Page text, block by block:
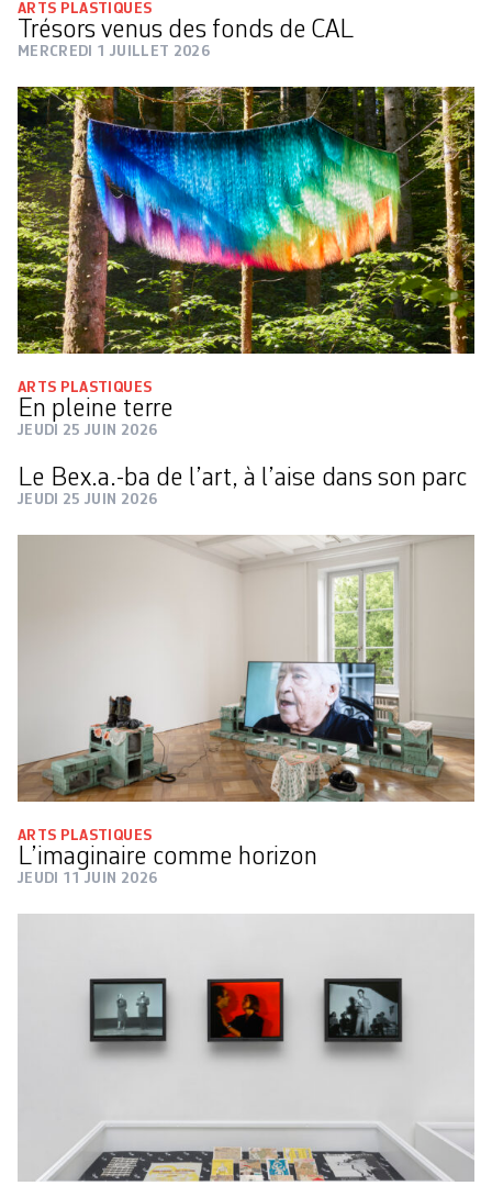
ARTS PLASTIQUES
Trésors venus des fonds de CAL
MERCREDI 1 JUILLET 2026
ARTS PLASTIQUES
En pleine terre
JEUDI 25 JUIN 2026
Le Bex.a.-ba de l’art, à l’aise dans son parc
JEUDI 25 JUIN 2026
ARTS PLASTIQUES
L’imaginaire comme horizon
JEUDI 11 JUIN 2026